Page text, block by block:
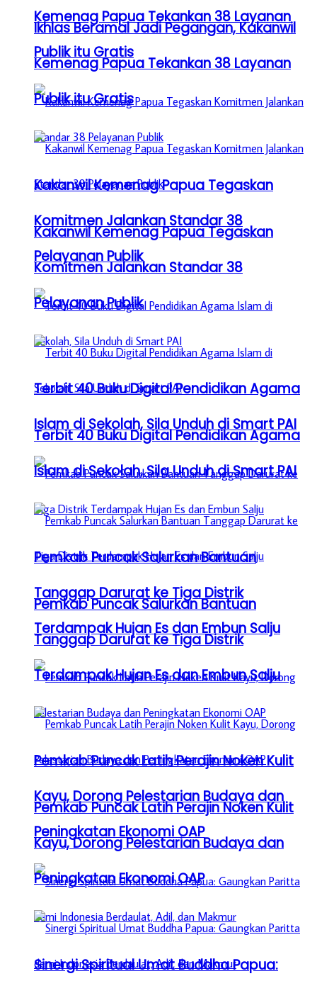
Kemenag Papua Tekankan 38 Layanan
Publik itu Gratis
Kakanwil Kemenag Papua Tegaskan
Komitmen Jalankan Standar 38
Pelayanan Publik
Terbit 40 Buku Digital Pendidikan Agama
Islam di Sekolah, Sila Unduh di Smart PAI
Pemkab Puncak Salurkan Bantuan
Tanggap Darurat ke Tiga Distrik
Terdampak Hujan Es dan Embun Salju
Pemkab Puncak Latih Perajin Noken Kulit
Kayu, Dorong Pelestarian Budaya dan
Peningkatan Ekonomi OAP
Sinergi Spiritual Umat Buddha Papua:
Ikhlas Beramal Jadi Pegangan, Kakanwil
Kemenag Papua Tekankan 38 Layanan
Publik itu Gratis
Kakanwil Kemenag Papua Tegaskan
Komitmen Jalankan Standar 38
Pelayanan Publik
Terbit 40 Buku Digital Pendidikan Agama
Islam di Sekolah, Sila Unduh di Smart PAI
Pemkab Puncak Salurkan Bantuan
Tanggap Darurat ke Tiga Distrik
Terdampak Hujan Es dan Embun Salju
Pemkab Puncak Latih Perajin Noken Kulit
Kayu, Dorong Pelestarian Budaya dan
Peningkatan Ekonomi OAP